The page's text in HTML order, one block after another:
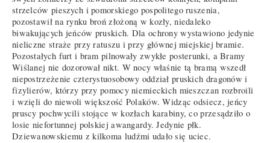
strzelców pieszych i pomorskiego pospolitego ruszenia,
pozostawił na rynku broń złożoną w kozły, niedaleko
biwakujących jeńców pruskich. Dla ochrony wystawiono jedynie
nieliczne straże przy ratuszu i przy głównej miejskiej bramie.
Pozostałych furt i bram pilnowały zwykłe posterunki, a Bramy
Wiślanej nie dozorował nikt. W nocy właśnie tą bramą wszedł
niepostrzeżenie czterystuosobowy oddział pruskich dragonów i
fizylierów, którzy przy pomocy niemieckich mieszczan rozbroili
i wzięli do niewoli większość Polaków. Widząc odsiecz, jeńcy
pruscy pochwycili stojące w kozłach karabiny, co przesądziło o
losie niefortunnej polskiej awangardy. Jedynie płk.
Dziewanowskiemu z kilkoma ludźmi udało się uciec.